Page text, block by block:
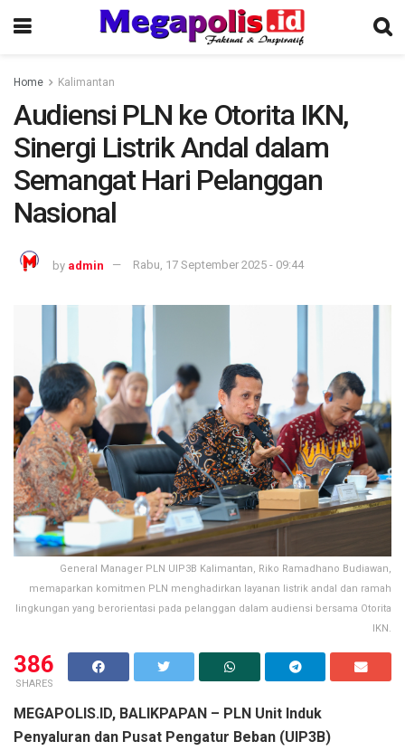
Home Kalimantan
Audiensi PLN ke Otorita IKN,
Sinergi Listrik Andal dalam
Semangat Hari Pelanggan
Nasional
by admin Rabu, 17 September 2025 - 09:44
General Manager PLN UIP3B Kalimantan, Riko Ramadhano Budiawan,
memaparkan komitmen PLN menghadirkan layanan listrik andal dan ramah
lingkungan yang berorientasi pada pelanggan dalam audiensi bersama Otorita
IKN.
386
SHARES
MEGAPOLIS.ID, BALIKPAPAN – PLN Unit Induk
Penyaluran dan Pusat Pengatur Beban (UIP3B)